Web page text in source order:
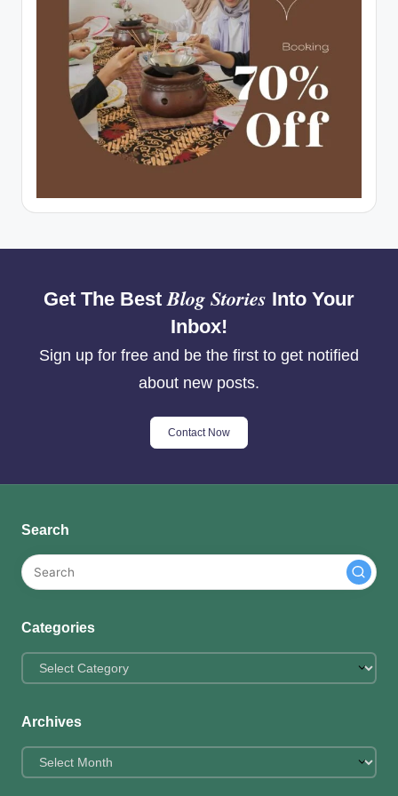
Get The BestBlog Stories Into Your
Inbox!
Sign up for free and be the first to get notified
about new posts.
Contact Now
Search
Categories
Categories
Archives
Archives